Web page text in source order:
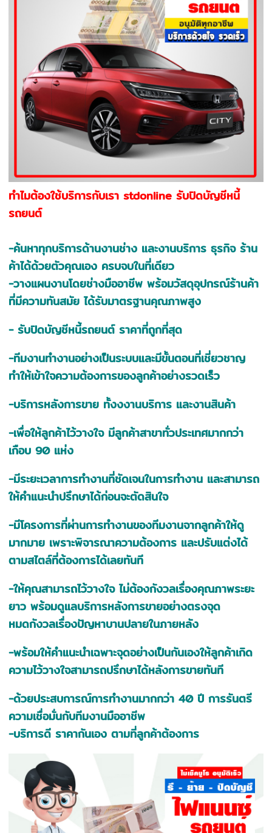
ทำไมต้องใช้บริการกับเรา stdonline รับปิดบัญชีหนี้
รถยนต์
-ค้นหาทุกบริการด้านงานช่าง และงานบริการ ธุรกิจ ร้าน
ค้าได้ด้วยตัวคุณเอง ครบจบในที่เดียว
-วางแผนงานโดยช่างมืออาชีพ พร้อมวัสดุอุปกรณ์ร้านค้า
ที่มีความทันสมัย ได้รับมาตรฐานคุณภาพสูง
- รับปิดบัญชีหนี้รถยนต์ ราคาที่ถูกที่สุด
-ทีมงานทำงานอย่างเป็นระบบและมีขั้นตอนที่เชี่ยวชาญ
ทำให้เข้าใจความต้องการของลูกค้าอย่างรวดเร็ว
-บริการหลังการขาย ทั้งงงานบริการ และงานสินค้า
-เพื่อให้ลูกค้าไว้วางใจ มีลูกค้าสาขาทั่วประเทศมากกว่า
เกือบ 90 แห่ง
-มีระยะเวลาการทำงานที่ชัดเจนในการทำงาน และสามารถ
ให้คำแนะนำปรึกษาได้ก่อนจะตัดสินใจ
-มีโครงการที่ผ่านการทำงานของทีมงานจากลูกค้าให้ดู
มากมาย เพราะพิจารณาความต้องการ และปรับแต่งได้
ตามสไตล์ที่ต้องการได้เลยทันที
-ให้คุณสามารถไว้วางใจ ไม่ต้องกังวลเรื่องคุณภาพระยะ
ยาว พร้อมดูแลบริการหลังการขายอย่างตรงจุด
หมดกังวลเรื่องปัญหาบานปลายในภายหลัง
-พร้อมให้คำแนะนำเฉพาะจุดอย่างเป็นกันเองให้ลูกค้าเกิด
ความไว้วางใจสามารถปรึกษาได้หลังการขายทันที
-ด้วยประสบการณ์การทำงานมากกว่า 40 ปี การรันตรี
ความเชื่อมั่นกับทีมงานมืออาชีพ
-บริการดี ราคากันเอง ตามที่ลูกค้าต้องการ